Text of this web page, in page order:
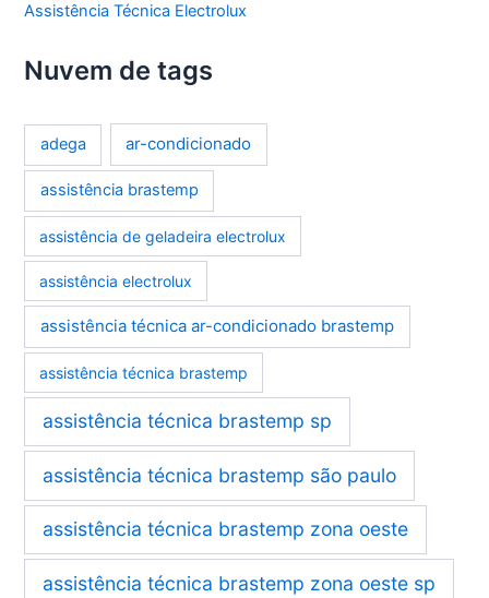
Assistência Técnica Electrolux
Nuvem de tags
adega ar-condicionado
assistência brastemp
assistência de geladeira electrolux
assistência electrolux
assistência técnica ar-condicionado brastemp
assistência técnica brastemp
assistência técnica brastemp sp
assistência técnica brastemp são paulo
assistência técnica brastemp zona oeste
assistência técnica brastemp zona oeste sp